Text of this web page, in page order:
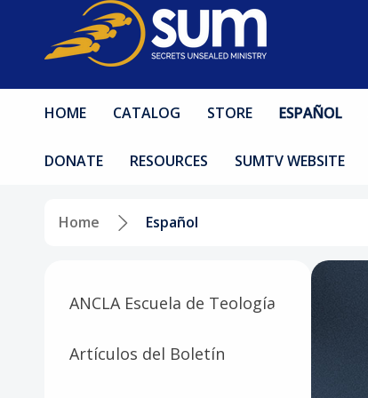
HOME CATALOG STORE ESPAÑOL
DONATE RESOURCES SUMTV WEBSITE
Home Español
ANCLA Escuela de Teología
Artículos del Boletín